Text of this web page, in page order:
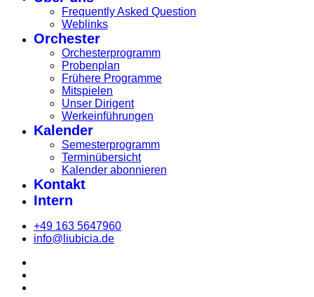
Frequently Asked Question
Weblinks
Orchester
Orchesterprogramm
Probenplan
Frühere Programme
Mitspielen
Unser Dirigent
Werkeinführungen
Kalender
Semesterprogramm
Terminübersicht
Kalender abonnieren
Kontakt
Intern
+49 163 5647960
info@liubicia.de